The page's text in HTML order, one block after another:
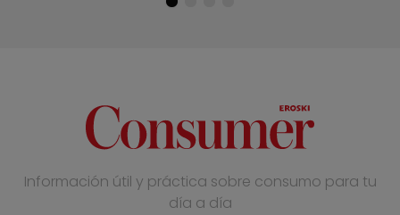
Información útil y práctica sobre consumo para tu
día a día